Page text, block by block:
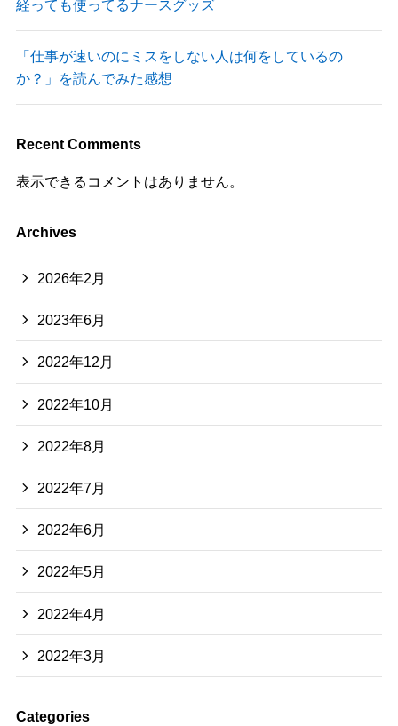
経っても使ってるナースグッズ
「仕事が速いのにミスをしない人は何をしているの
か？」を読んでみた感想
Recent Comments
表示できるコメントはありません。
Archives
2026年2月
2023年6月
2022年12月
2022年10月
2022年8月
2022年7月
2022年6月
2022年5月
2022年4月
2022年3月
Categories